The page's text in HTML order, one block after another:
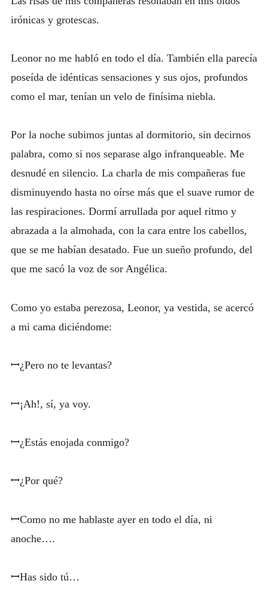
irónicas y grotescas.
Leonor no me habló en todo el día. También ella parecía
poseída de idénticas sensaciones y sus ojos, profundos
como el mar, tenían un velo de finísima niebla.
Por la noche subimos juntas al dormitorio, sin decirnos
palabra, como si nos separase algo infranqueable. Me
desnudé en silencio. La charla de mis compañeras fue
disminuyendo hasta no oírse más que el suave rumor de
las respiraciones. Dormí arrullada por aquel ritmo y
abrazada a la almohada, con la cara entre los cabellos,
que se me habían desatado. Fue un sueño profundo, del
que me sacó la voz de sor Angélica.
Como yo estaba perezosa, Leonor, ya vestida, se acercó
a mi cama diciéndome:
ꟷ¿Pero no te levantas?
ꟷ¡Ah!, sí, ya voy.
ꟷ¿Estás enojada conmigo?
ꟷ¿Por qué?
ꟷComo no me hablaste ayer en todo el día, ni
anoche….
ꟷHas sido tú…